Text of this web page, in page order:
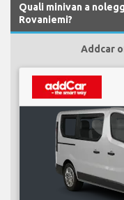
Quali minivan a
Rovaniemi?
Addcar